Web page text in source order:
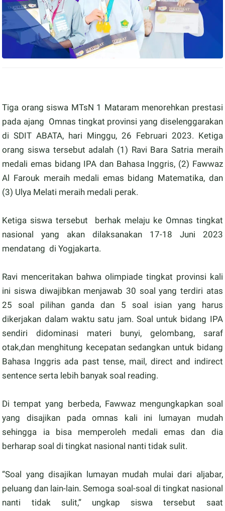
Tiga orang siswa MTsN 1 Mataram menorehkan prestasi
pada ajang Omnas tingkat provinsi yang diselenggarakan
di SDIT ABATA, hari Minggu, 26 Februari 2023. Ketiga
orang siswa tersebut adalah (1) Ravi Bara Satria meraih
medali emas bidang IPA dan Bahasa Inggris, (2) Fawwaz
Al Farouk meraih medali emas bidang Matematika, dan
(3) Ulya Melati meraih medali perak.
Ketiga siswa tersebut berhak melaju ke Omnas tingkat
nasional yang akan dilaksanakan 17-18 Juni 2023
mendatang di Yogjakarta.
Ravi menceritakan bahwa olimpiade tingkat provinsi kali
ini siswa diwajibkan menjawab 30 soal yang terdiri atas
25 soal pilihan ganda dan 5 soal isian yang harus
dikerjakan dalam waktu satu jam. Soal untuk bidang IPA
sendiri didominasi materi bunyi, gelombang, saraf
otak,dan menghitung kecepatan sedangkan untuk bidang
Bahasa Inggris ada past tense, mail, direct and indirect
sentence serta lebih banyak soal reading.
Di tempat yang berbeda, Fawwaz mengungkapkan soal
yang disajikan pada omnas kali ini lumayan mudah
sehingga ia bisa memperoleh medali emas dan dia
berharap soal di tingkat nasional nanti tidak sulit.
“Soal yang disajikan lumayan mudah mulai dari aljabar,
peluang dan lain-lain. Semoga soal-soal di tingkat nasional
nanti tidak sulit,” ungkap siswa tersebut saat